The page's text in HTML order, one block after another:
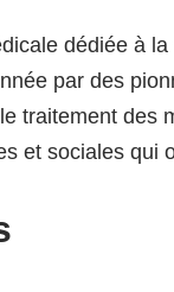
dédiée à
par des
traitement des
et sociales qui